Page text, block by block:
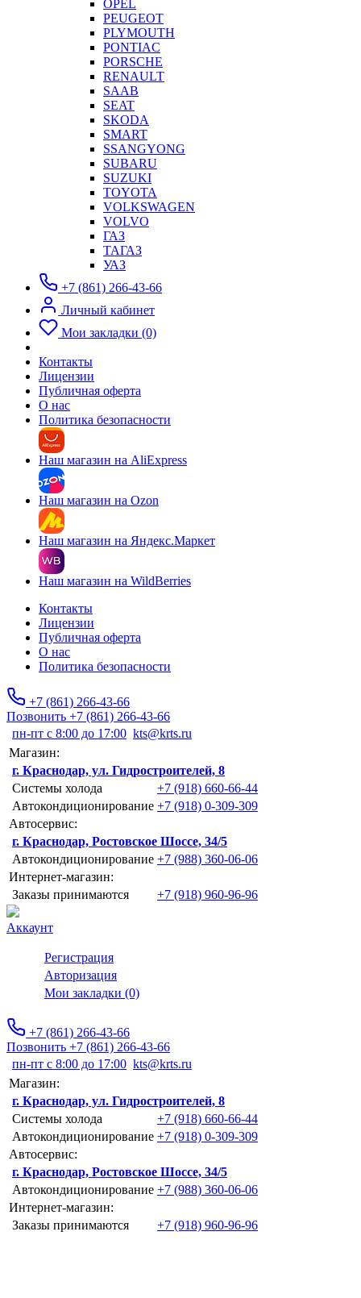
OPEL
PEUGEOT
PLYMOUTH
PONTIAC
PORSCHE
RENAULT
SAAB
SEAT
SKODA
SMART
SSANGYONG
SUBARU
SUZUKI
TOYOTA
VOLKSWAGEN
VOLVO
ГАЗ
ТАГАЗ
УАЗ
+7 (861) 266-43-66
Личный кабинет
Мои закладки (0)
Контакты
Лицензии
Публичная оферта
О нас
Политика безопасности
Наш магазин на AliExpress
Наш магазин на Ozon
Наш магазин на Яндекс.Маркет
Наш магазин на WildBerries
Контакты
Лицензии
Публичная оферта
О нас
Политика безопасности
+7 (861) 266-43-66
Позвонить +7 (861) 266-43-66
пн-пт с 8:00 до 17:00 kts@krts.ru
Магазин:
г. Краснодар, ул. Гидростроителей, 8
Системы холода
+7 (918) 660-66-44
Автокондиционирование +7 (918) 0-309-309
Автосервис:
г. Краснодар, Ростовское Шоссе, 34/5
Автокондиционирование +7 (988) 360-06-06
Интернет-магазин:
Заказы принимаются
+7 (918) 960-96-96
Аккаунт
Регистрация
Авторизация
Мои закладки (0)
+7 (861) 266-43-66
Позвонить +7 (861) 266-43-66
пн-пт с 8:00 до 17:00 kts@krts.ru
Магазин:
г. Краснодар, ул. Гидростроителей, 8
Системы холода
+7 (918) 660-66-44
Автокондиционирование +7 (918) 0-309-309
Автосервис:
г. Краснодар, Ростовское Шоссе, 34/5
Автокондиционирование +7 (988) 360-06-06
Интернет-магазин:
Заказы принимаются
+7 (918) 960-96-96